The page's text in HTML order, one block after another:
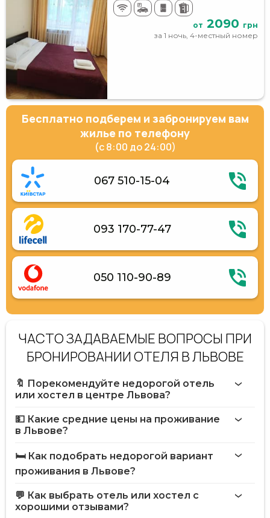
от 2090 грн
за 1 ночь, 4-местный номер
Бесплатно подберем и забронируем вам
жилье по телефону
(с 8:00 до 24:00)
067 510-15-04
093 170-77-47
050 110-90-89
ЧАСТО ЗАДАВАЕМЫЕ ВОПРОСЫ ПРИ
БРОНИРОВАНИИ ОТЕЛЯ В ЛЬВОВЕ
🔖 Порекомендуйте недорогой отель
или хостел в центре Львова?
💵 Какие средние цены на проживание
в Львове?
🛏️ Как подобрать недорогой вариант
проживания в Львове?
💬 Как выбрать отель или хостел с
хорошими отзывами?